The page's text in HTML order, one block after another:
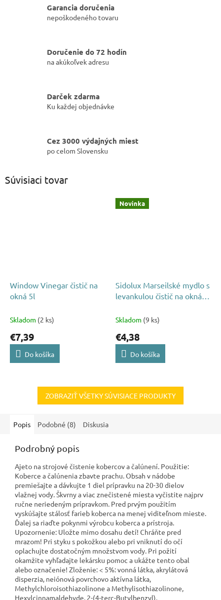
Garancia doručenia
nepoškodeného tovaru
Doručenie do 72 hodín
na akúkoľvek adresu
Darček zdarma
Ku každej objednávke
Cez 3000 výdajných miest
po celom Slovensku
Súvisiaci tovar
Window Vinegar čistič na
okná 5l
Skladom (2 ks)
€7,39
Do košíka
Novinka
Sidolux Marseilské mydlo s
levankulou čistič na okná a
Skladom (9 ks)
€4,38
Do košíka
ZOBRAZIŤ VŠETKY SÚVISIACE PRODUKTY
Popis Podobné (8) Diskusia
Podrobný popis
Ajeto na strojové čistenie kobercov a čalúnení. Použitie:
Koberce a čalúnenia zbavte prachu. Obsah v nádobe
premiešajte a dávkujte 1 diel prípravku na 20-30 dielov
vlažnej vody. Škvrny a viac znečistené miesta vyčistite najprv
ručne neriedeným prípravkom. Pred prvým použitím
vyskúšajte stálosť farieb koberca na menej viditeľnom mieste.
Ďalej sa riaďte pokynmi výrobcu koberca a prístroja.
Upozornenie: Uložte mimo dosahu detí! Chráňte pred
mrazom! Pri styku s pokožkou alebo pri vniknutí do očí
oplachujte dostatočným množstvom vody. Pri požití
okamžite vyhľadajte lekársku pomoc a ukážte tento obal
alebo označenie! Zloženie: < 5%: vonná látka, akrylátová
disperzia, neiónová povrchovo aktívna látka,
Methylchloroisothiazolinone a Methylisothiazolinone,
Hexylcinnamaldehyde, 2-(4-terc-Butylbenzyl),